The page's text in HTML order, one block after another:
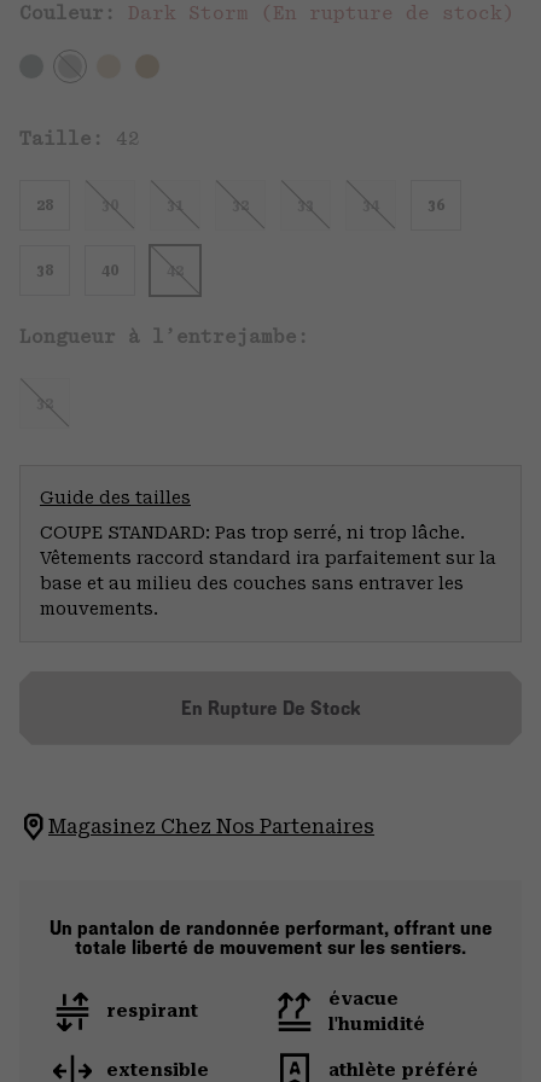
Couleur: Dark Storm (En rupture de stock)
Taille: 42
28 30 31 32 33 34 36
38 40 42
Longueur à l’entrejambe:
32
Guide des tailles
COUPE STANDARD: Pas trop serré, ni trop lâche.
Vêtements raccord standard ira parfaitement sur la
base et au milieu des couches sans entraver les
mouvements.
En Rupture De Stock
Magasinez Chez Nos Partenaires
Un pantalon de randonnée performant, offrant une
totale liberté de mouvement sur les sentiers.
respirant
évacue
l'humidité
extensible athlète préféré